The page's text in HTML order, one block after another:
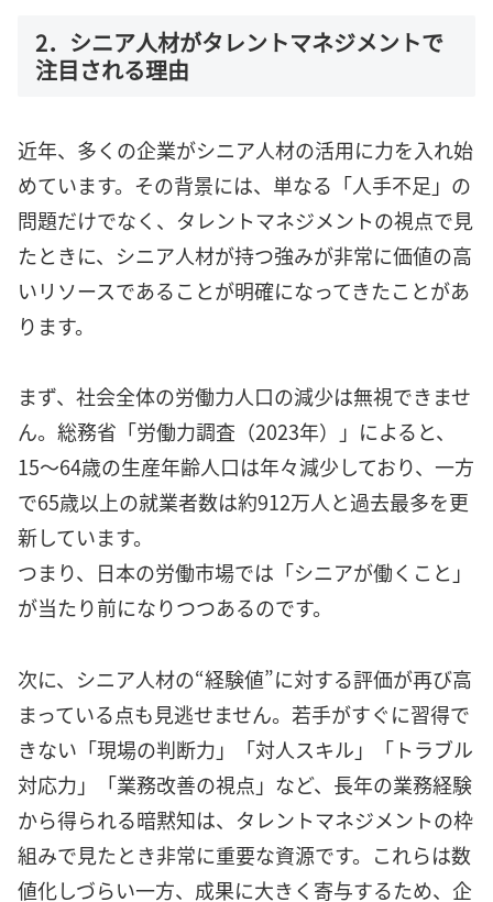
2．シニア人材がタレントマネジメントで
注目される理由
近年、多くの企業がシニア人材の活用に力を入れ始
めています。その背景には、単なる「人手不足」の
問題だけでなく、タレントマネジメントの視点で見
たときに、シニア人材が持つ強みが非常に価値の高
いリソースであることが明確になってきたことがあ
ります。
まず、社会全体の労働力人口の減少は無視できませ
ん。総務省「労働力調査（2023年）」によると、
15〜64歳の生産年齢人口は年々減少しており、一方
で65歳以上の就業者数は約912万人と過去最多を更
新しています。
つまり、日本の労働市場では「シニアが働くこと」
が当たり前になりつつあるのです。
次に、シニア人材の“経験値”に対する評価が再び高
まっている点も見逃せません。若手がすぐに習得で
きない「現場の判断力」「対人スキル」「トラブル
対応力」「業務改善の視点」など、長年の業務経験
から得られる暗黙知は、タレントマネジメントの枠
組みで見たとき非常に重要な資源です。これらは数
値化しづらい一方、成果に大きく寄与するため、企